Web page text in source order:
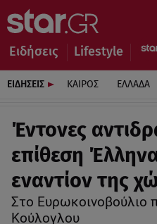
Ειδήσεις Lifestyle
ΕΙΔΗΣΕΙΣ ΚΑΙΡΟΣ ΕΛΛΑΔΑ
Έντονες
επίθεση
εναντίον της
Στο Ευρωκοινοβούλιο
Κούλογλου